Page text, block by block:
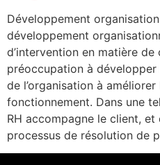
Développement
développement
d’intervention en matière de
préoccupation à
de l’organisation à
fonctionnement. Dans une
RH accompagne le client,
processus de résolution de